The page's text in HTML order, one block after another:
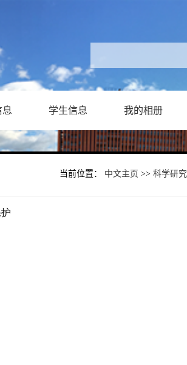
息 学生信息 我的相册
当前位置： 中文主页 >> 科学研究